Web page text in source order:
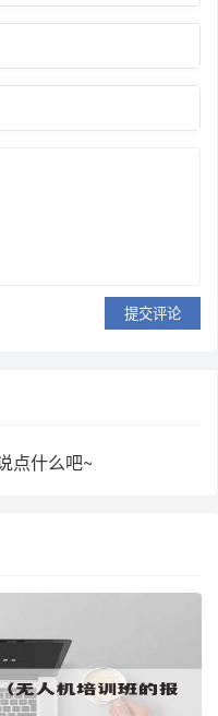
提交评论
点什么吧~